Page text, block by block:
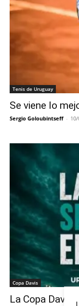
Tenis de Uruguay
Se viene lo
Sergio Goloubintseff -
Copa Davis
La Copa Davis